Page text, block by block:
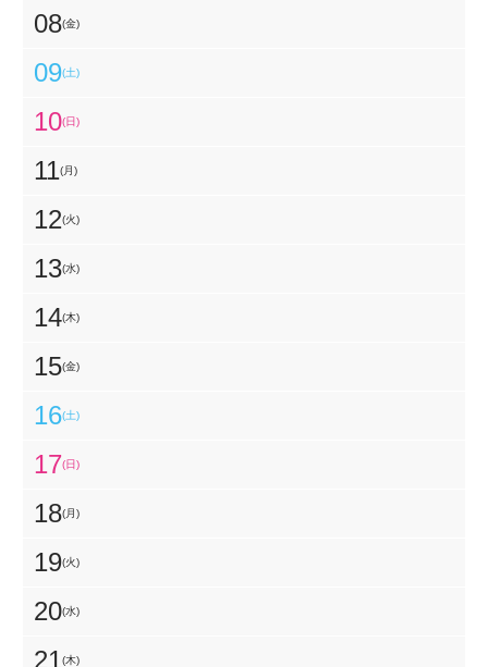
08(金)
09(土)
10(日)
11(月)
12(火)
13(水)
14(木)
15(金)
16(土)
17(日)
18(月)
19(火)
20(水)
21(木)